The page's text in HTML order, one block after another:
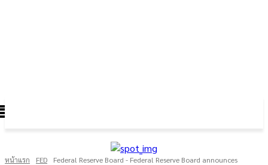
หน้าแรก FED
Federal Reserve Board - Federal Reserve Board announces